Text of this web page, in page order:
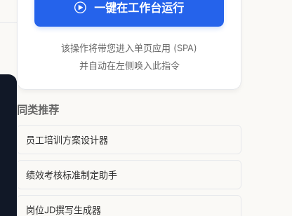
一键在工作台运行
该操作将带您进入单页应用 (SPA)
并自动在左侧唤入此指令
同类推荐
员工培训方案设计器
绩效考核标准制定助手
岗位JD撰写生成器